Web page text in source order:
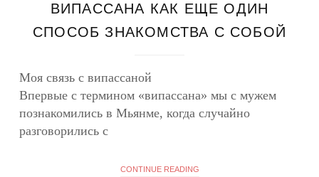
ВИПАССАНА КАК ЕЩЕ ОДИН
СПОСОБ ЗНАКОМСТВА С СОБОЙ
Моя связь с випассаной
Впервые с термином «випассана» мы с мужем
познакомились в Мьянме, когда случайно
разговорились с
CONTINUE READING